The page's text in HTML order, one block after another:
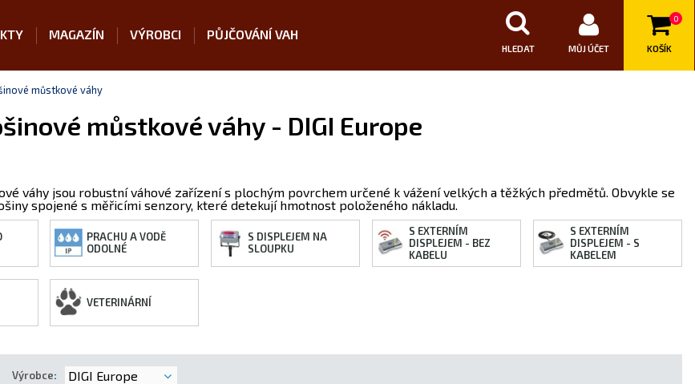
MAGAZÍN VÝROBCI PŮJČOVÁNÍ VAH
HLEDAT MŮJ ÚČET
0
KOŠÍK
můstkové váhy
můstkové váhy - DIGI Europe
váhy jsou robustní váhové zařízení s plochým povrchem určené k vážení velkých a těžkých předmětů. Obvykle se
spojené s měřicími senzory, které detekují hmotnost položeného nákladu.
PRACHU A VODĚ
ODOLNÉ
S DISPLEJEM NA
SLOUPKU
S EXTERNÍM
DISPLEJEM - BEZ
KABELU
S EXTERNÍM
DISPLEJEM - S
KABELEM
VETERINÁRNÍ
Výrobce: DIGI Europe